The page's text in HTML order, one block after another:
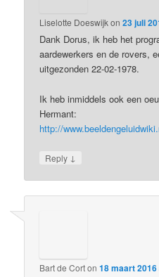
Liselotte Doeswijkon23 juli
Dank Dorus, ik heb het
aardewerkers en de rovers,
uitgezonden 22-02-1978.
Ik heb inmiddels ook een
Hermant:
http://
Reply ↓
Bart de Corton18 maart